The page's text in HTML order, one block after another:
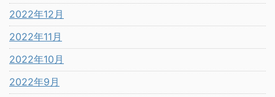
2022年12月
2022年11月
2022年10月
2022年9月